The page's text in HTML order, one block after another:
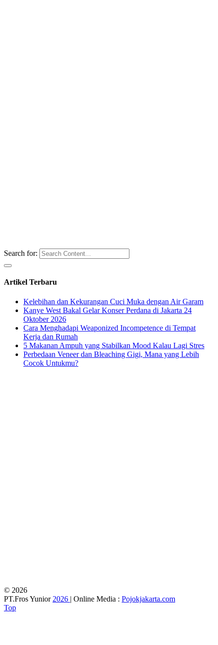
Search for:
Artikel Terbaru
Kelebihan dan Kekurangan Cuci Muka dengan Air Garam
Kanye West Bakal Gelar Konser Perdana di Jakarta 24
Oktober 2026
Cara Menghadapi Weaponized Incompetence di Tempat
Kerja dan Rumah
5 Makanan Ampuh yang Stabilkan Mood Kalau Lagi Stres
Perbedaan Veneer dan Bleaching Gigi, Mana yang Lebih
Cocok Untukmu?
© 2026
PT.Fros Yunior 2026 | Online Media : Pojokjakarta.com
Top